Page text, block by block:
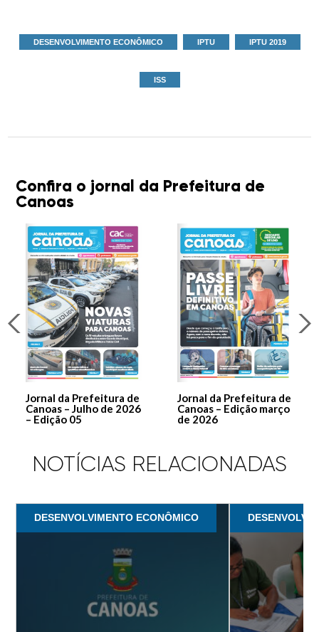
DESENVOLVIMENTO ECONÔMICO IPTU IPTU 2019
ISS
Confira o jornal da Prefeitura de
Canoas
Jornal da Prefeitura de
Canoas – Julho de 2026
– Edição 05
Jornal da Prefeitura de
Canoas – Edição março
de 2026
NOTÍCIAS RELACIONADAS
DESENVOLVIMENTO ECONÔMICO